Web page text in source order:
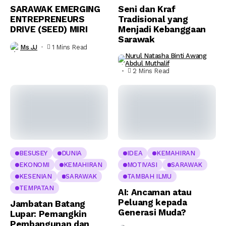
SARAWAK EMERGING
ENTREPRENEURS
DRIVE (SEED) MIRI
Ms JJ 1 Mins Read
Seni dan Kraf
Tradisional yang
Menjadi Kebanggaan
Sarawak
Nurul Natasha Binti Awang
Abdul Muthalif
2 Mins Read
BESUSEY
DUNIA
EKONOMI
KEMAHIRAN
KESENIAN
SARAWAK
TEMPATAN
Jambatan Batang
Lupar: Pemangkin
IDEA
KEMAHIRAN
MOTIVASI
SARAWAK
TAMBAH ILMU
AI: Ancaman atau
Peluang kepada
Generasi Muda?